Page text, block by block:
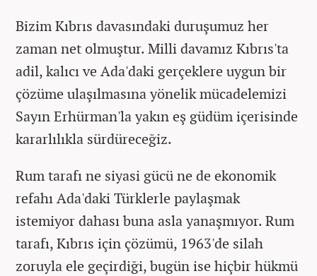
Bizim Kıbrıs davasındaki duruşumuz her
zaman net olmuştur. Milli davamız Kıbrıs'ta
adil, kalıcı ve Ada'daki gerçeklere uygun bir
çözüme ulaşılmasına yönelik mücadelemizi
Sayın Erhürman'la yakın eş güdüm içerisinde
kararlılıkla sürdüreceğiz.
Rum tarafı ne siyasi gücü ne de ekonomik
refahı Ada'daki Türklerle paylaşmak
istemiyor dahası buna asla yanaşmıyor. Rum
tarafı, Kıbrıs için çözümü, 1963'de silah
zoruyla ele geçirdiği, bugün ise hiçbir hükmü